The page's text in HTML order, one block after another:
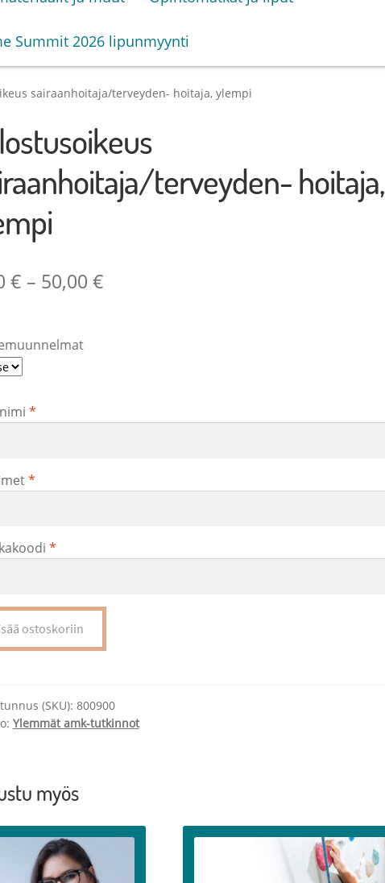
Summit 2026 lipunmyynti
sairaanhoitaja/terveyden- hoitaja, ylempi
terveyden- hoitaja,
€ – 50,00 €Hintaluokka:
*
*
*
terveyden-
ostoskoriin
(SKU): 800900
Ylemmät amk-tutkinnot
myös